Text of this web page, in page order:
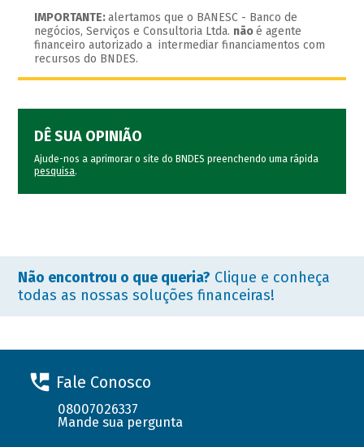
IMPORTANTE:alertamos que o BANESC - Banco de
negócios, Serviços e Consultoria Ltda. nãoé agente
financeiro autorizado a intermediar financiamentos com
recursos do BNDES.
DÊ SUA OPINIÃO
Ajude-nos a aprimorar o site do BNDES preenchendo uma rápida
pesquisa.
Não encontrou o que queria? Clique e conheça
todas as nossas soluções financeiras!
Fale Conosco
08007026337
Mande sua pergunta